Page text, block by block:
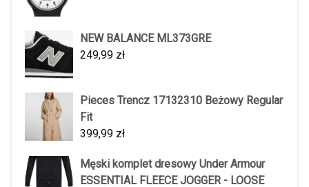
NEW BALANCE ML373GRE
249,99 zł
Pieces Trencz 17132310 Beżowy Regular
Fit
399,99 zł
Męski komplet dresowy Under Armour
ESSENTIAL FLEECE JOGGER - LOOSE